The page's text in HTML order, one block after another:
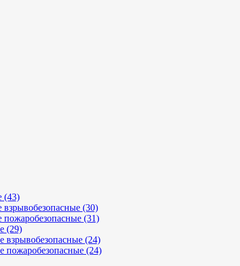
(43)
(30)
(31)
(29)
взрывобезопасные (24)
пожаробезопасные (24)